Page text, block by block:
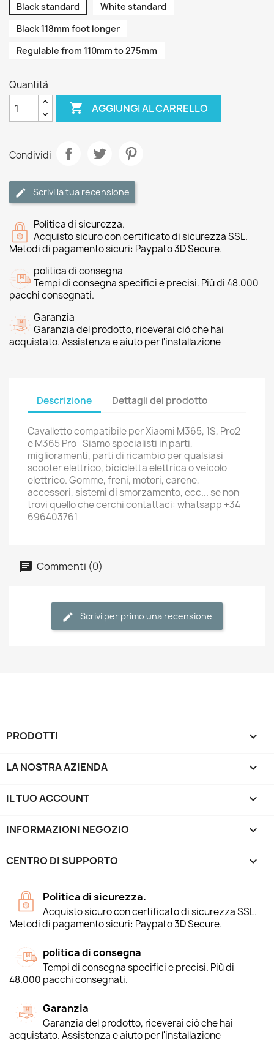
Black standard
White standard
Black 118mm foot longer
Regulable from 110mm to 275mm
Quantità
 AGGIUNGI AL CARRELLO
Condividi
Scrivi la tua recensione
Politica di sicurezza.
Acquisto sicuro con certificato di sicurezza SSL.
Metodi di pagamento sicuri: Paypal o 3D Secure.
politica di consegna
Tempi di consegna specifici e precisi. Più di 48.000
pacchi consegnati.
Garanzia
Garanzia del prodotto, riceverai ciò che hai
acquistato. Assistenza e aiuto per l'installazione
Descrizione Dettagli del prodotto
Cavalletto compatibile per Xiaomi M365, 1S, Pro2
e M365 Pro -Siamo specialisti in parti,
miglioramenti, parti di ricambio per qualsiasi
scooter elettrico, bicicletta elettrica o veicolo
elettrico. Gomme, freni, motori, carene,
accessori, sistemi di smorzamento, ecc... se non
trovi quello che cerchi contattaci: whatsapp +34
696403761
Commenti (0)
Scrivi per primo una recensione
PRODOTTI 
LA NOSTRA AZIENDA 
IL TUO ACCOUNT 
INFORMAZIONI NEGOZIO keyboard_arrow_down
CENTRO DI SUPPORTO 
Politica di sicurezza.
Acquisto sicuro con certificato di sicurezza SSL.
Metodi di pagamento sicuri: Paypal o 3D Secure.
politica di consegna
Tempi di consegna specifici e precisi. Più di
48.000 pacchi consegnati.
Garanzia
Garanzia del prodotto, riceverai ciò che hai
acquistato. Assistenza e aiuto per l'installazione